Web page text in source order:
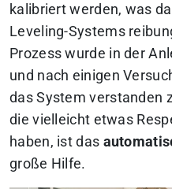
kalibriert werden, was
Leveling-Systems
Prozess wurde in der
und nach einigen
das System verstanden
die vielleicht etwas
haben, ist das
große Hilfe.